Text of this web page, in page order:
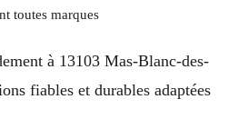
toutes marques
à 13103 Mas-Blanc-des-
fiables et durables adaptées